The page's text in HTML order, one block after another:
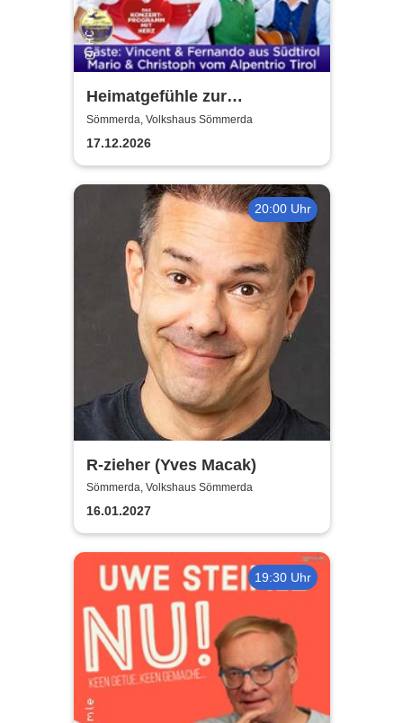
Heimatgefühle zur
Weihnachtszeit 2026 - Das
Konzertprogramm mit Herz
Sömmerda, Volkshaus Sömmerda
17.12.2026
20:00 Uhr
R-zieher (Yves Macak)
Sömmerda, Volkshaus Sömmerda
16.01.2027
19:30 Uhr